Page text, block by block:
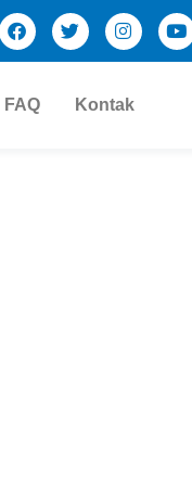
FAQ Kontak